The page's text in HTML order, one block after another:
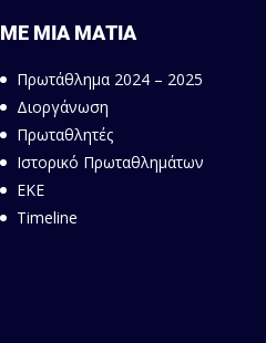
ΜΕ ΜΙΑ ΜΑΤΙΑ
Πρωτάθλημα 2024 – 2025
Διοργάνωση
Πρωταθλητές
Ιστορικό Πρωταθλημάτων
ΕΚΕ
Timeline